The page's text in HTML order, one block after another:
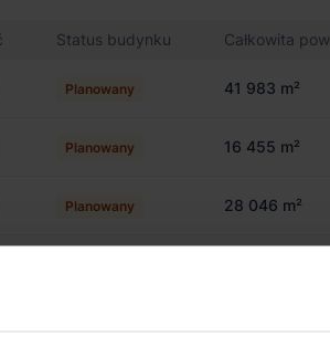
Status budynku Całkowita pow.
Planowany 41 983 m²
Planowany 16 455 m²
Planowany 28 046 m²